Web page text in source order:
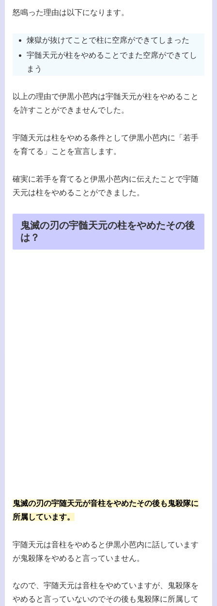
怒鳴った理由は以下になります。
煉獄が抜けてことで柱に空席ができてしまった
宇髄天元が柱をやめることでまた空席ができてし
まう
以上の理由で伊黒小芭内は宇髄天元が柱をやめること
を許すことができませんでした。
宇随天元は柱をやめる条件として伊黒小芭内に「若手
を育てる」ことを宣言します。
確実に若手を育てると伊黒小芭内に伝えたことで宇随
天元は柱をやめることができました。
鬼滅の刃の宇髄天元の柱をやめたその後
は？
鬼滅の刃の宇随天元が音柱をやめたその後も鬼殺隊に
所属しています。
宇随天元は音柱をやめると伊黒小芭内に話しています
が鬼殺隊をやめると言っていません。
なので、宇随天元は音柱をやめていますが、鬼殺隊を
やめると言っていないのでその後も鬼殺隊に所属して